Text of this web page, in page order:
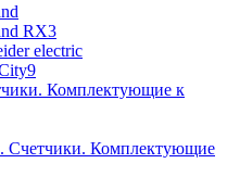
RX3
electric
Комплектующие к
Комплектующие